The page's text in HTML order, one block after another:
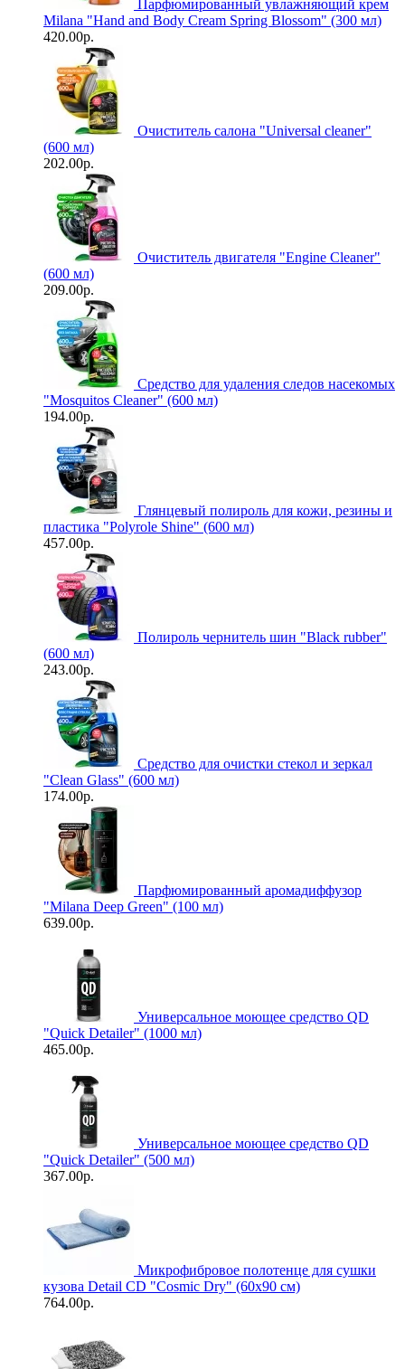
Парфюмированный увлажняющий крем
Milana "Hand and Body Cream Spring Blossom" (300 мл)
420.00р.
Очиститель салона "Universal сleaner"
(600 мл)
202.00р.
Очиститель двигателя "Engine Cleaner"
(600 мл)
209.00р.
Средство для удаления следов насекомых
"Mosquitos Cleaner" (600 мл)
194.00р.
Глянцевый полироль для кожи, резины и
пластика "Polyrole Shine" (600 мл)
457.00р.
Полироль чернитель шин "Black rubber"
(600 мл)
243.00р.
Средство для очистки стекол и зеркал
"Clean Glass" (600 мл)
174.00р.
Парфюмированный аромадиффузор
"Milana Deep Green" (100 мл)
639.00р.
Универсальное моющее средство QD
"Quick Detailer" (1000 мл)
465.00р.
Универсальное моющее средство QD
"Quick Detailer" (500 мл)
367.00р.
Микрофибровое полотенце для сушки
кузова Detail CD "Cosmic Dry" (60х90 см)
764.00р.